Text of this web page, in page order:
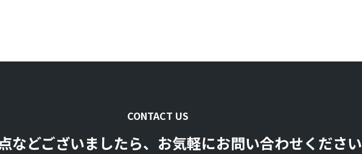
CONTACT US
などございましたら、お気軽にお問い合わせください